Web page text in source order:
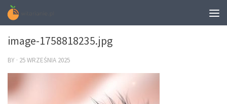
0
image-1758818235.jpg
BY · 25 WRZEŚNIA 2025